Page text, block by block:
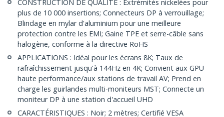
CONSTRUCTION DE QUALITÉ : Extrémités nickelées pour
plus de 10 000 insertions; Connecteurs DP à verrouillage;
Blindage en mylar d'aluminium pour une meilleure
protection contre les EMI; Gaine TPE et serre-câble sans
halogène, conforme à la directive RoHS
APPLICATIONS : Idéal pour les écrans 8K; Taux de
rafraîchissement jusqu'à 144Hz en 4K; Convient aux GPU
haute performance/aux stations de travail AV; Prend en
charge les guirlandes multi-moniteurs MST; Connecte un
moniteur DP à une station d'accueil UHD
CARACTÉRISTIQUES : Noir; 2 mètres; Certifié VESA